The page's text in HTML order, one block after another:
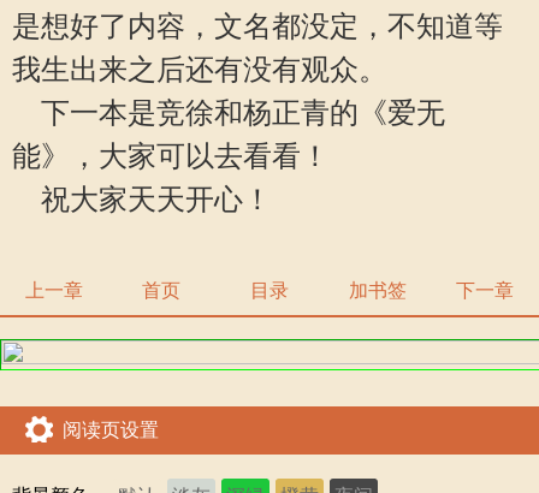
是想好了内容，文名都没定，不知道等
我生出来之后还有没有观众。
下一本是竞徐和杨正青的《爱无
能》，大家可以去看看！
祝大家天天开心！
上一章 首页 目录 加书签 下一章
阅读页设置